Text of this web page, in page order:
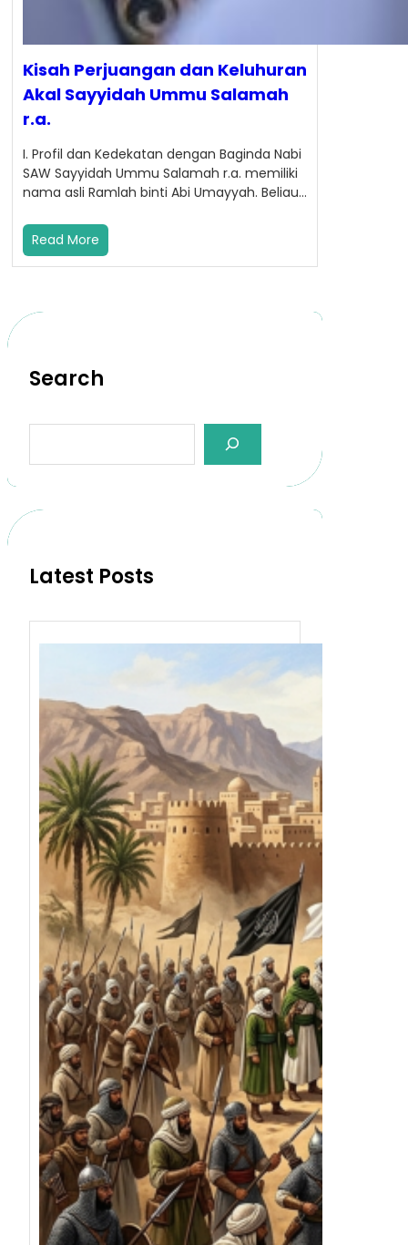
Kisah Perjuangan dan Keluhuran
Akal Sayyidah Ummu Salamah
r.a.
I. Profil dan Kedekatan dengan Baginda Nabi
SAW Sayyidah Ummu Salamah r.a. memiliki
nama asli Ramlah binti Abi Umayyah. Beliau…
Read More
Search
Latest Posts